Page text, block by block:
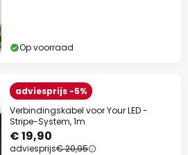
Op voorraad
adviesprijs -5%
Verbindingskabel voor Your LED -
Stripe-System, 1m
€ 19,90
adviesprijs€ 20,95